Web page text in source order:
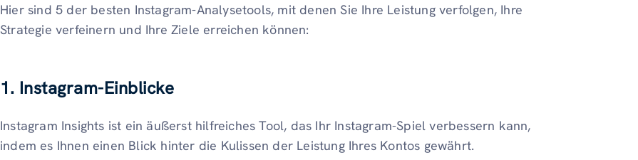
Hier sind 5 der besten Instagram-Analysetools, mit denen Sie Ihre Leistung verfolgen, Ihre
Strategie verfeinern und Ihre Ziele erreichen können:
1. Instagram-Einblicke
Instagram Insights ist ein äußerst hilfreiches Tool, das Ihr Instagram-Spiel verbessern kann,
indem es Ihnen einen Blick hinter die Kulissen der Leistung Ihres Kontos gewährt.